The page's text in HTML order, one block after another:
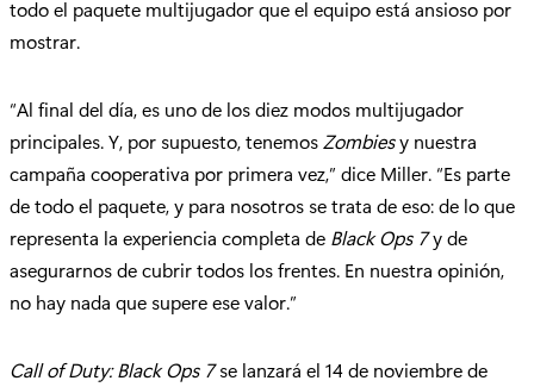
todo el paquete multijugador que el equipo está ansioso por
mostrar.
“Al final del día, es uno de los diez modos multijugador
principales. Y, por supuesto, tenemosZombiesy nuestra
campaña cooperativa por primera vez,” dice Miller. “Es parte
de todo el paquete, y para nosotros se trata de eso: de lo que
representa la experiencia completa de Black Ops 7y de
asegurarnos de cubrir todos los frentes. En nuestra opinión,
no hay nada que supere ese valor.”
Call of Duty: Black Ops 7se lanzará el 14 de noviembre de